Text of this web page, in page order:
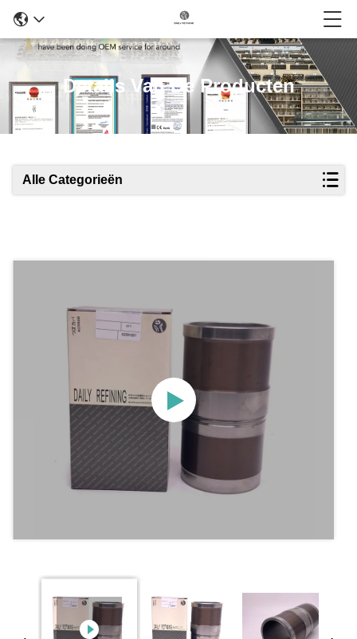
Details Van De Producten
Alle Categorieën